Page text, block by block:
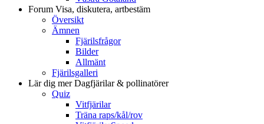
Forum Visa, diskutera, artbestäm
Översikt
Ämnen
Fjärilsfrågor
Bilder
Allmänt
Fjärilsgalleri
Lär dig merDagfjärilar & pollinatörer
Quiz
Vitfjärilar
Träna raps/kål/rov